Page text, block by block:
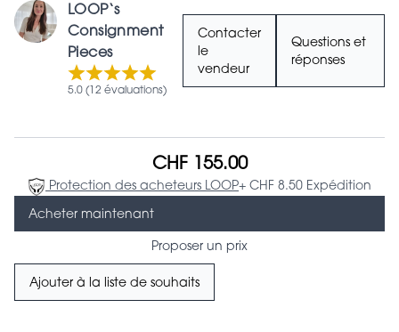
LOOP‘s
Consignment
Pieces
5.0 (12 évaluations)
Contacter
le
vendeur
Questions et
réponses
CHF 155.00
Protection des acheteurs LOOP+ CHF 8.50 Expédition
Acheter maintenant
Proposer un prix
Ajouter à la liste de souhaits